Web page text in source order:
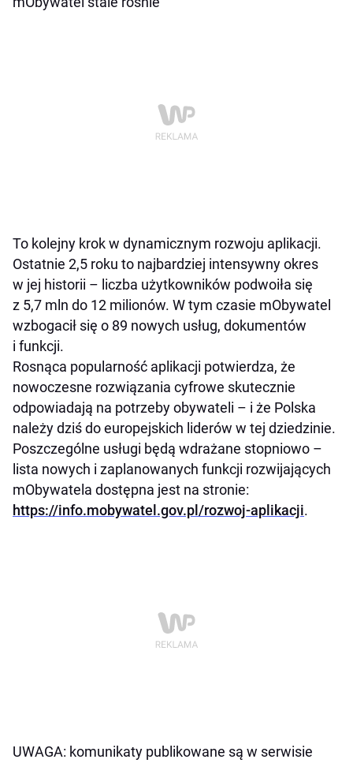
To kolejny krok w dynamicznym rozwoju aplikacji.
Ostatnie 2,5 roku to najbardziej intensywny okres
w jej historii – liczba użytkowników podwoiła się
z 5,7 mln do 12 milionów. W tym czasie mObywatel
wzbogacił się o 89 nowych usług, dokumentów
i funkcji.
Rosnąca popularność aplikacji potwierdza, że
nowoczesne rozwiązania cyfrowe skutecznie
odpowiadają na potrzeby obywateli – i że Polska
należy dziś do europejskich liderów w tej dziedzinie.
Poszczególne usługi będą wdrażane stopniowo –
lista nowych i zaplanowanych funkcji rozwijających
mObywatela dostępna jest na stronie:
https://info.mobywatel.gov.pl/rozwoj-aplikacji.
UWAGA: komunikaty publikowane są w serwisie